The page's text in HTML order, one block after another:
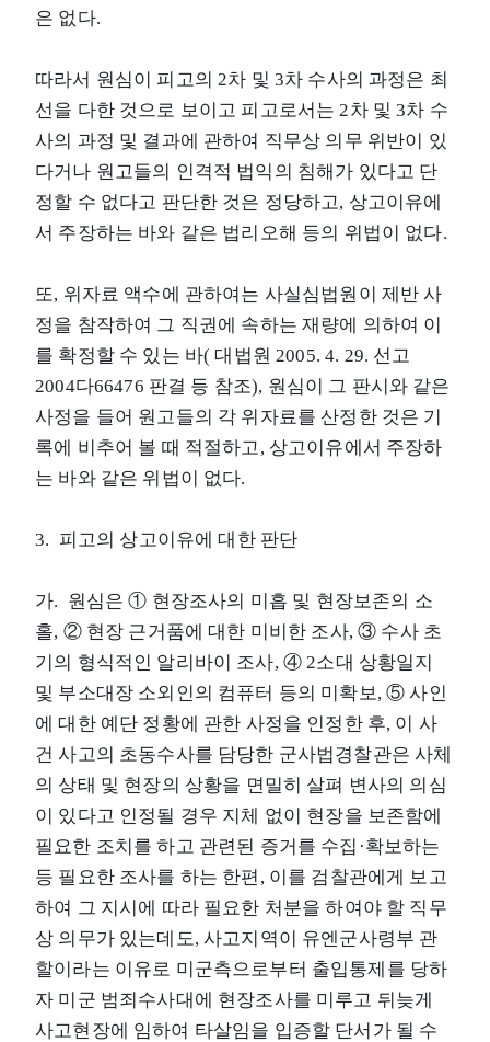
은 없다.
따라서 원심이 피고의 2차 및 3차 수사의 과정은 최
선을 다한 것으로 보이고 피고로서는 2차 및 3차 수
사의 과정 및 결과에 관하여 직무상 의무 위반이 있
다거나 원고들의 인격적 법익의 침해가 있다고 단
정할 수 없다고 판단한 것은 정당하고, 상고이유에
서 주장하는 바와 같은 법리오해 등의 위법이 없다.
또, 위자료 액수에 관하여는 사실심법원이 제반 사
정을 참작하여 그 직권에 속하는 재량에 의하여 이
를 확정할 수 있는 바( 대법원 2005. 4. 29. 선고
2004다66476 판결 등 참조), 원심이 그 판시와 같은
사정을 들어 원고들의 각 위자료를 산정한 것은 기
록에 비추어 볼 때 적절하고, 상고이유에서 주장하
는 바와 같은 위법이 없다.
3. 피고의 상고이유에 대한 판단
가. 원심은 ① 현장조사의 미흡 및 현장보존의 소
홀, ② 현장 근거품에 대한 미비한 조사, ③ 수사 초
기의 형식적인 알리바이 조사, ④ 2소대 상황일지
및 부소대장 소외인의 컴퓨터 등의 미확보, ⑤ 사인
에 대한 예단 정황에 관한 사정을 인정한 후, 이 사
건 사고의 초동수사를 담당한 군사법경찰관은 사체
의 상태 및 현장의 상황을 면밀히 살펴 변사의 의심
이 있다고 인정될 경우 지체 없이 현장을 보존함에
필요한 조치를 하고 관련된 증거를 수집·확보하는
등 필요한 조사를 하는 한편, 이를 검찰관에게 보고
하여 그 지시에 따라 필요한 처분을 하여야 할 직무
상 의무가 있는데도, 사고지역이 유엔군사령부 관
할이라는 이유로 미군측으로부터 출입통제를 당하
자 미군 범죄수사대에 현장조사를 미루고 뒤늦게
사고현장에 임하여 타살임을 입증할 단서가 될 수